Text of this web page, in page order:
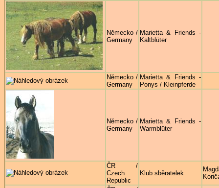
Německo /
Germany
Marietta & Friends -
Kaltblüter
Německo /
Germany
Marietta & Friends -
Ponys / Kleinpferde
Německo /
Germany
Marietta & Friends -
Warmblüter
ČR /
Czech
Republic
Klub sběratelek